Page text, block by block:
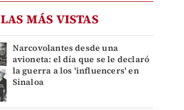
LAS MÁS VISTAS
Narcovolantes desde una
avioneta: el día que se le declaró
la guerra a los 'influencers' en
Sinaloa